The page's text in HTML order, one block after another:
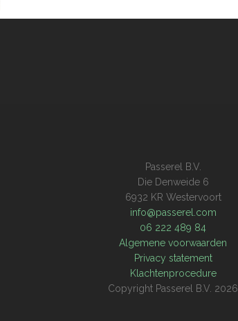
Passerel B.V.
Die Denweide 6
6932 KR Westervoort
info@passerel.com
06 222 489 84
Algemene voorwaarden
Privacy statement
Klachtenprocedure
Copyright Passerel B.V. 2026